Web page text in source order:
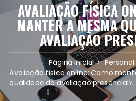
AVALIAÇÃO FÍSICA
MANTER A MESMA
AVALIAÇÃO
Página inicial
Avaliação física online: Como
qualidade da avaliação presencial?